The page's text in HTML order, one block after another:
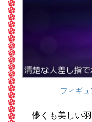
フィギ
儚くも美しい